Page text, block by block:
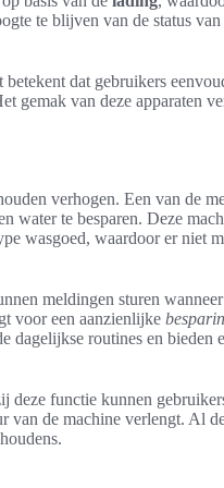
te blijven van de status
dat gebruikers
gemak van deze apparaten
verhogen. Een van de
water te besparen. Deze
wasgoed, waardoor er niet
meldingen sturen
voor een aanzienlijke
routines en bieden
deze functie kunnen
van de machine verlengt. Al